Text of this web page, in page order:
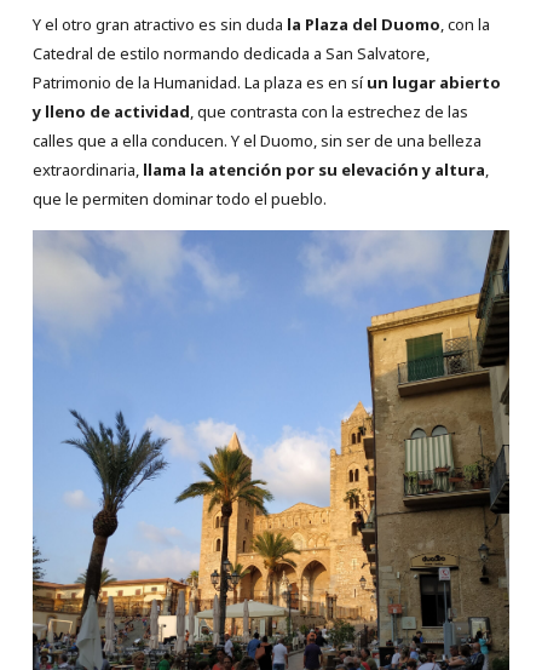
Y el otro gran atractivo es sin duda la Plaza del Duomo , con la
Catedral de estilo normando dedicada a San Salvatore,
Patrimonio de la Humanidad. La plaza es en síun lugar abierto
y lleno de actividad , que contrasta con la estrechez de las
calles que a ella conducen. Y el Duomo, sin ser de una belleza
extraordinaria, llama la atención por su elevación y altura
que le permiten dominar todo el pueblo.